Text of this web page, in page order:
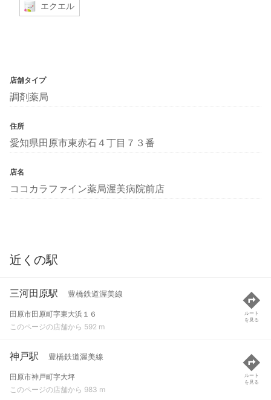
エクエル
店舗タイプ
調剤薬局
住所
愛知県田原市東赤石４丁目７３番
店名
ココカラファイン薬局渥美病院前店
近くの駅
三河田原駅 豊橋鉄道渥美線
田原市田原町字東大浜１６
このページの店舗から 592 m
ルート
を見る
神戸駅 豊橋鉄道渥美線
田原市神戸町字大坪
このページの店舗から 983 m
ルート
を見る